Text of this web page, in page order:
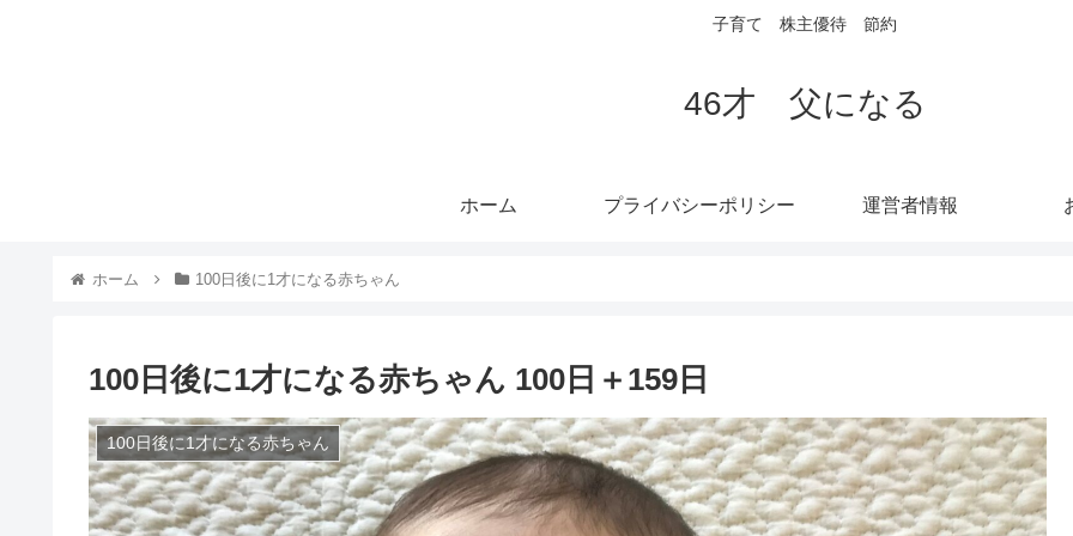
子育て 株主優待 節約
46才 父になる
ホーム プライバシーポリシー 運営者情報
ホーム 100日後に1才になる赤ちゃん
100日後に1才になる赤ちゃん 100日＋159日
100日後に1才になる赤ちゃん